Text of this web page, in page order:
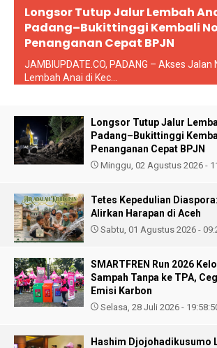
Longsor Tutup Jalur Lembah
Padang–Bukittinggi Kembali
Penanganan Cepat BPJN
JAMBIUPDATE.CO, PADANG – Akses Jalan
Lembah Anai di Kec...
Longsor Tutup Jalur
Padang–Bukittinggi
Penanganan Cepat BPJN
Minggu, 02 Agustus 2026 -
Tetes Kepedulian
Alirkan Harapan di Aceh
Sabtu, 01 Agustus 2026 -
SMARTFREN Run 2026
Sampah Tanpa ke TPA,
Emisi Karbon
Selasa, 28 Juli 2026 -
Hashim Djojohadikusumo